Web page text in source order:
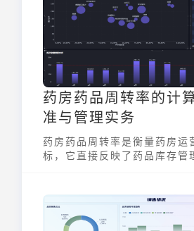
药房药品周转率的计
准与管理实务
药房药品周转率是衡量药房运
标，它直接反映了药品库存管
本文将深入探讨药房药品周转
行业标准以及实际管理中的应